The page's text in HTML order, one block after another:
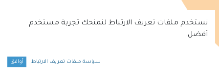
نستخدم ملفات تعريف الارتباط لنمنحك تجربة مستخدم
أفضل.
سياسة ملفات تعريف الارتباط أوافق